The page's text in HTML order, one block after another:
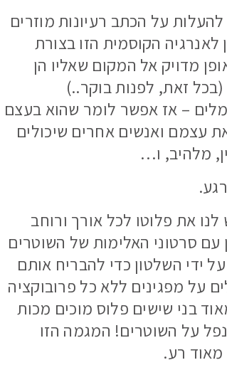
להעלות על הכתב רעיונות מוזרים
לאנרגיה הקוסמית הזו בצורת
מדויק אל המקום שאליו הן
זאת, לפנות בוקר..)
– אז אפשר לומר שהוא בעצם
עצמם ואנשים אחרים שיכולים
מלהיב, ו…
את פלוטו לכל אורך ורוחב
סרטוני האלימות של השוטרים
ידי השלטון כדי להבריח אותם
על מפגינים ללא כל פרובוקציה
בני שישים פלוס מוכים מכות
על השוטרים! המגמה הזו
מאוד רע.